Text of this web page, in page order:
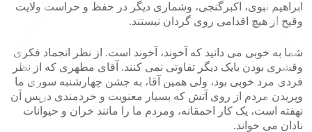
ابراهیم نبوی، اکبرگنجی، وشماری دیگر در حفظ و حراست ولایت
وقیح از هیچ اقدامی روی گردان نیستند.
شما به خوبی می دانید که آخوند، آخوند است. از نظر انجماد فکری
وقشری بودن بایک دیگر تفاوتی نمی کنند. آقای مطهری که از نظر
فردی مرد خوبی بود، ولی همین آقا، به جشن چهارشنبه سوری ما
وپریدن مردم از روی آتش که بسیار معنویت و خردمندی درپس آن
نهفته است، یک کار احمقانه، ومردم ما را مانند خران و حیوانات
نادان می خواند.